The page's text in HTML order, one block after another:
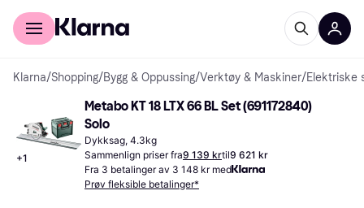
For kunder
Klarna/Shopping/Bygg & Oppussing/Verktøy & Maskiner/Elektriske
+1
Metabo KT 18 LTX 66 BL Set (691172840)
Solo
Dykksag, 4.3kg
Sammenlign priser fra9 139 krtil9 621 kr
Fra 3 betalinger av 3 148 kr med
Prøv fleksible betalinger*